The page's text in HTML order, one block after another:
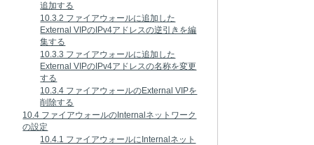
追加する
10.3.2 ファイアウォールに追加した
External VIPのIPv4アドレスの逆引きを編
集する
10.3.3 ファイアウォールに追加した
External VIPのIPv4アドレスの名称を変更
する
10.3.4 ファイアウォールのExternal VIPを
削除する
10.4 ファイアウォールのInternalネットワーク
の設定
10.4.1 ファイアウォールにInternalネット